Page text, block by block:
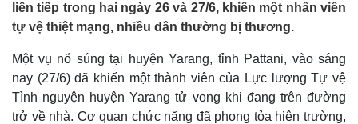
liên tiếp trong hai ngày 26 và 27/6, khiến một nhân viên
tự vệ thiệt mạng, nhiều dân thường bị thương.
Một vụ nổ súng tại huyện Yarang, tỉnh Pattani, vào sáng
nay (27/6) đã khiến một thành viên của Lực lượng Tự vệ
Tình nguyện huyện Yarang tử vong khi đang trên đường
trở về nhà. Cơ quan chức năng đã phong tỏa hiện trường,